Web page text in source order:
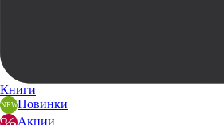
Книги
Новинки
Акции